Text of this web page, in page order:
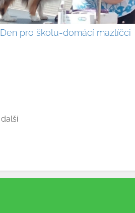
Den pro školu-domácí mazlíčci
další